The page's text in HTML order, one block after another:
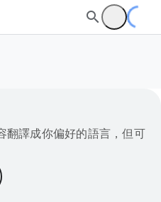
翻譯成你偏好的語言，但可